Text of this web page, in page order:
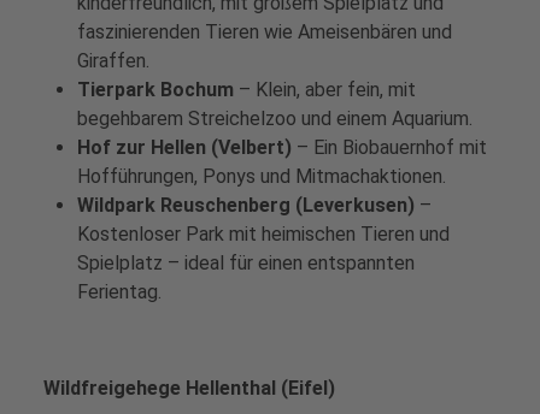
faszinierenden Tieren wie Ameisenbären und
Giraffen.
Tierpark Bochum – Klein, aber fein, mit
begehbarem Streichelzoo und einem Aquarium.
Hof zur Hellen (Velbert) – Ein Biobauernhof mit
Hofführungen, Ponys und Mitmachaktionen.
Wildpark Reuschenberg (Leverkusen) –
Kostenloser Park mit heimischen Tieren und
Spielplatz – ideal für einen entspannten
Ferientag.
Wildfreigehege Hellenthal (Eifel)